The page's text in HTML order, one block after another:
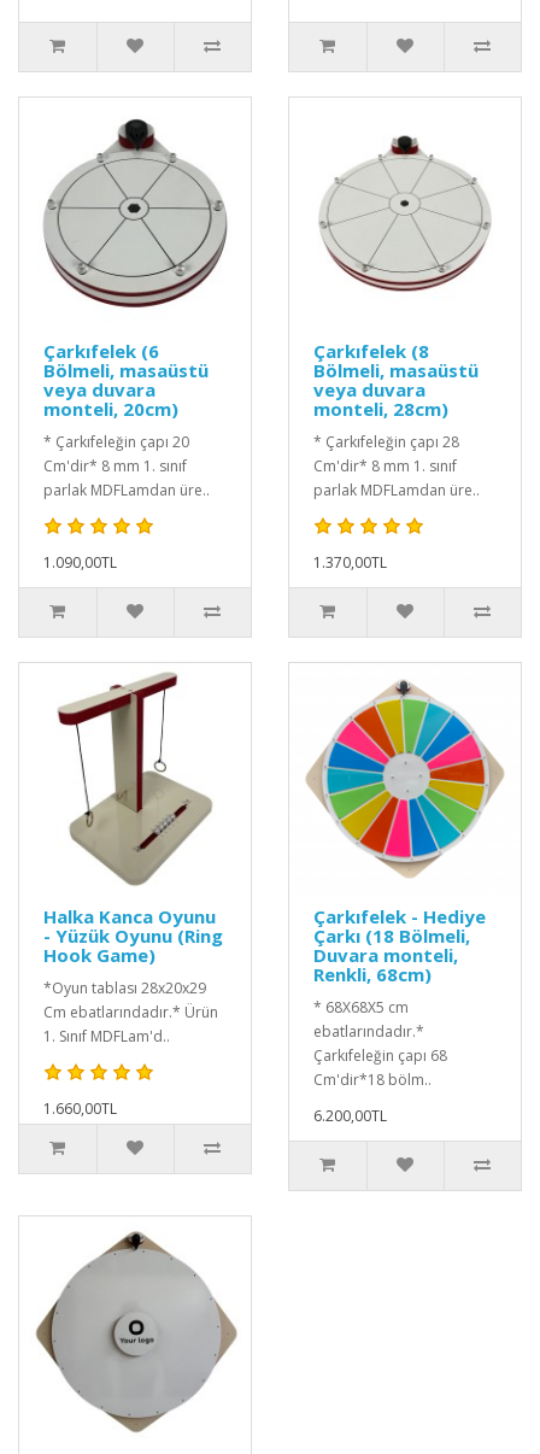
Çarkıfelek (6
Bölmeli, masaüstü
veya duvara
monteli, 20cm)
* Çarkıfeleğin çapı 20
Cm'dir* 8 mm 1. sınıf
parlak MDFLamdan üre..
1.090,00TL
Çarkıfelek (8
Bölmeli, masaüstü
veya duvara
monteli, 28cm)
* Çarkıfeleğin çapı 28
Cm'dir* 8 mm 1. sınıf
parlak MDFLamdan üre..
1.370,00TL
Halka Kanca Oyunu
- Yüzük Oyunu (Ring
Hook Game)
*Oyun tablası 28x20x29
Cm ebatlarındadır.* Ürün
1. Sınıf MDFLam'd..
1.660,00TL
Çarkıfelek - Hediye
Çarkı (18 Bölmeli,
Duvara monteli,
Renkli, 68cm)
* 68X68X5 cm
ebatlarındadır.*
Çarkıfeleğin çapı 68
Cm'dir*18 bölm..
6.200,00TL